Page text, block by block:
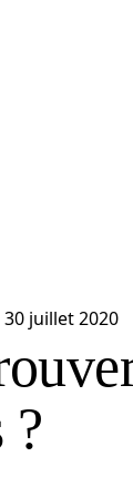
30 juillet 2020
?